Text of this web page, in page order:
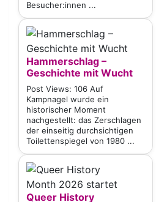
Besucher:innen ...
Hammerschlag –
Geschichte mit Wucht
Post Views: 106 Auf
Kampnagel wurde ein
historischer Moment
nachgestellt: das Zerschlagen
der einseitig durchsichtigen
Toilettenspiegel von 1980 ...
Queer History